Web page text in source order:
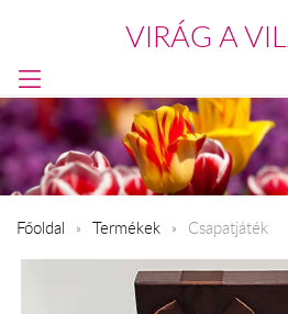
VIRÁG A
Főoldal Termékek Csapatjáték